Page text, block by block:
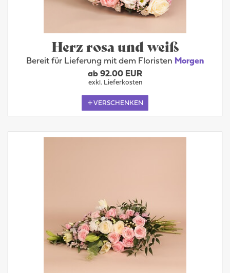
Herz rosa und weiß
Bereit für Lieferung mit dem Floristen Morgen
ab 92.00 EUR
exkl. Lieferkosten
VERSCHENKEN